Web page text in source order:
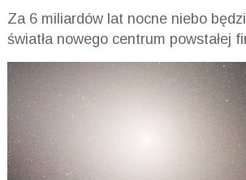
Za 6 miliardów lat nocne niebo
światła nowego centrum powstałej